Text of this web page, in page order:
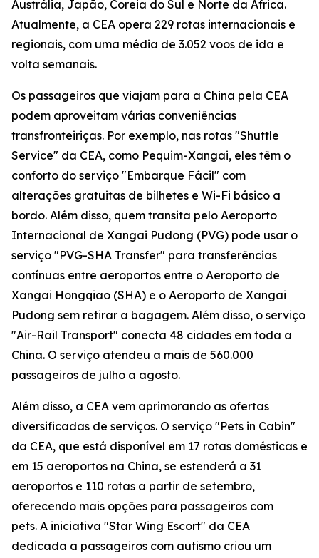
Austrália, Japão, Coreia do Sul e Norte da África.
Atualmente, a CEA opera 229 rotas internacionais e
regionais, com uma média de 3.052 voos de ida e
volta semanais.
Os passageiros que viajam para a China pela CEA
podem aproveitam várias conveniências
transfronteiriças. Por exemplo, nas rotas "Shuttle
Service" da CEA, como Pequim-Xangai, eles têm o
conforto do serviço "Embarque Fácil" com
alterações gratuitas de bilhetes e Wi-Fi básico a
bordo. Além disso, quem transita pelo Aeroporto
Internacional de Xangai Pudong (PVG) pode usar o
serviço "PVG-SHA Transfer" para transferências
contínuas entre aeroportos entre o Aeroporto de
Xangai Hongqiao (SHA) e o Aeroporto de Xangai
Pudong sem retirar a bagagem. Além disso, o serviço
"Air-Rail Transport" conecta 48 cidades em toda a
China. O serviço atendeu a mais de 560.000
passageiros de julho a agosto.
Além disso, a CEA vem aprimorando as ofertas
diversificadas de serviços. O serviço "Pets in Cabin"
da CEA, que está disponível em 17 rotas domésticas e
em 15 aeroportos na China, se estenderá a 31
aeroportos e 110 rotas a partir de setembro,
oferecendo mais opções para passageiros com
pets. A iniciativa "Star Wing Escort" da CEA
dedicada a passageiros com autismo criou um